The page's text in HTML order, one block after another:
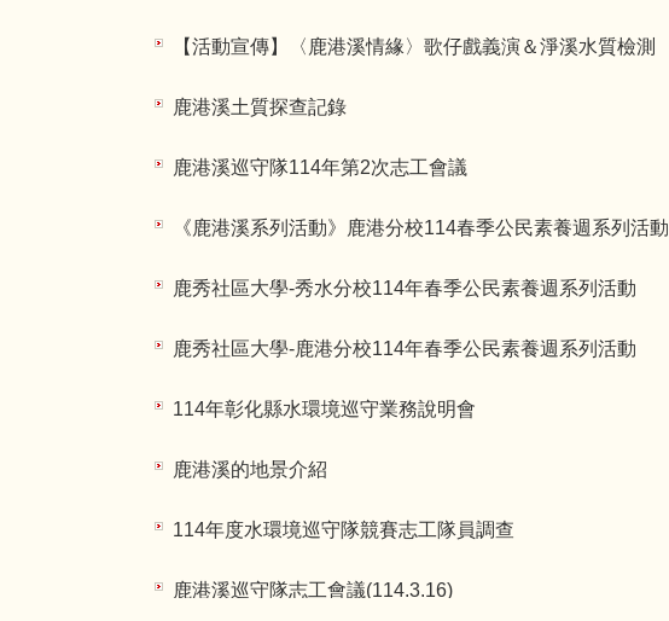
【活動宣傳】〈鹿港溪情緣〉歌仔戲義演＆淨溪水質檢測
鹿港溪土質探查記錄
鹿港溪巡守隊114年第2次志工會議
《鹿港溪系列活動》鹿港分校114春季公民素養週系列活動
鹿秀社區大學-秀水分校114年春季公民素養週系列活動
鹿秀社區大學-鹿港分校114年春季公民素養週系列活動
114年彰化縣水環境巡守業務說明會
鹿港溪的地景介紹
114年度水環境巡守隊競賽志工隊員調查
鹿港溪巡守隊志工會議(114.3.16)